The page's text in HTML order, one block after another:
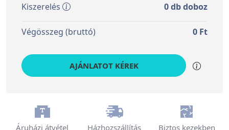
Kiszerelés 0db doboz
Végösszeg (bruttó) 0 Ft
AJÁNLATOT KÉREK
Áruházi átvétel Házhozszállítás Biztos kezekben